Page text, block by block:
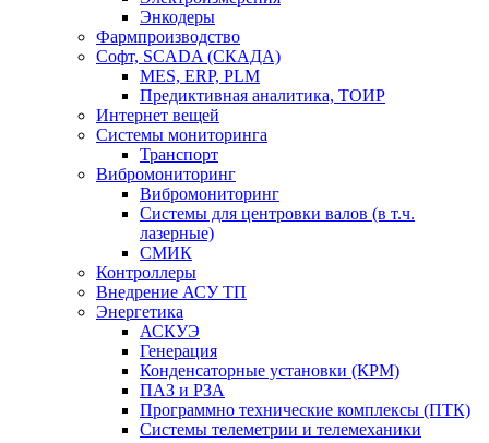
Энкодеры
Фармпроизводство
Софт, SCADA (СКАДА)
MES, ERP, PLM
Предиктивная аналитика, ТОИР
Интернет вещей
Системы мониторинга
Транспорт
Вибромониторинг
Вибромониторинг
Системы для центровки валов (в т.ч.
лазерные)
СМИК
Контроллеры
Внедрение АСУ ТП
Энергетика
АСКУЭ
Генерация
Конденсаторные установки (КРМ)
ПАЗ и РЗА
Программно технические комплексы (ПТК)
Системы телеметрии и телемеханики